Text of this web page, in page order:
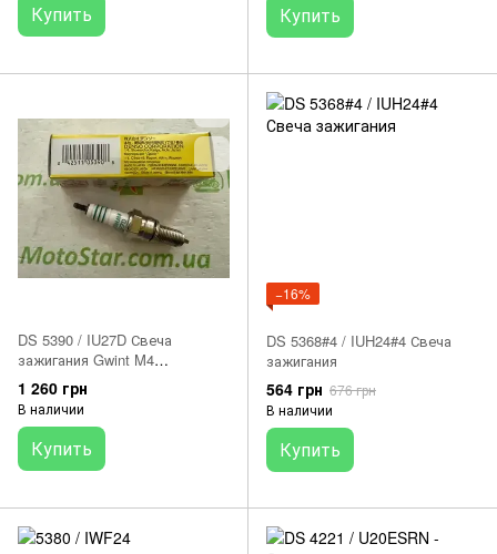
Купить Купить
DS 5390 / IU27D Свеча
зажигания Gwint M4
HUSQVARNA TE; KAWASAKI
EN, ER-6F, ER-6N, EX, GTR,
H2 NINJA, KLE, KLZ, Z 310-
1700 2002-2021
1 260 грн
В наличии
Купить
−16%
DS 5368#4 / IUH24#4 Свеча
зажигания
564 грн 676 грн
В наличии
Купить